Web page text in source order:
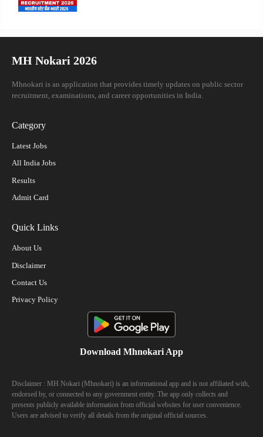
MH Nokari 2026
Mhnokari is an application that provides timely updates on public sector
recruitment, examinations, and career opportunities in India.
Category
Latest Jobs
All India Jobs
Results
Admit Card
Quick Links
About Us
Disclaimer
Contact Us
Privacy Policy
Download Mhnokari App
Disclaimer : MH Nokari (Mhnokari) is an informational app and is not affiliated with,
endorsed by, or connected to any government entity. The app only collects and
presents publicly available information from official websites for user convenience.
Users are advised to verify all details from the original official sources.